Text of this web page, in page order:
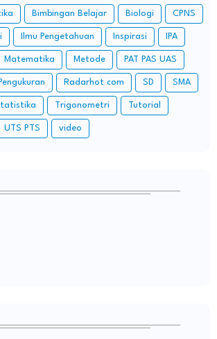
Bimbingan Belajar Biologi CPNS
Ilmu Pengetahuan Inspirasi IPA
Matematika Metode PAT PAS UAS
Pengukuran Radarhot com SD SMA
Trigonometri Tutorial
UTS PTS video